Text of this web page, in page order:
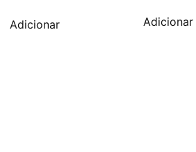
Adicionar Adicionar